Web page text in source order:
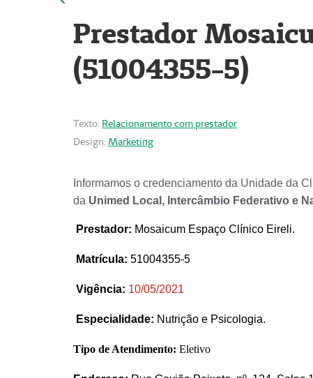
Prestador
(51004355-5)
Texto: Relacionamento com prestador
Design: Marketing
Informamos o credenciamento da Unidade da
da Unimed Local, Intercâmbio Federativo e
Prestador: Mosaicum Espaço Clínico Eireli.
Matrícula: 51004355-5
Vigência: 10/05/2021
Especialidade: Nutrição e Psicologia.
Tipo de Atendimento: Eletivo